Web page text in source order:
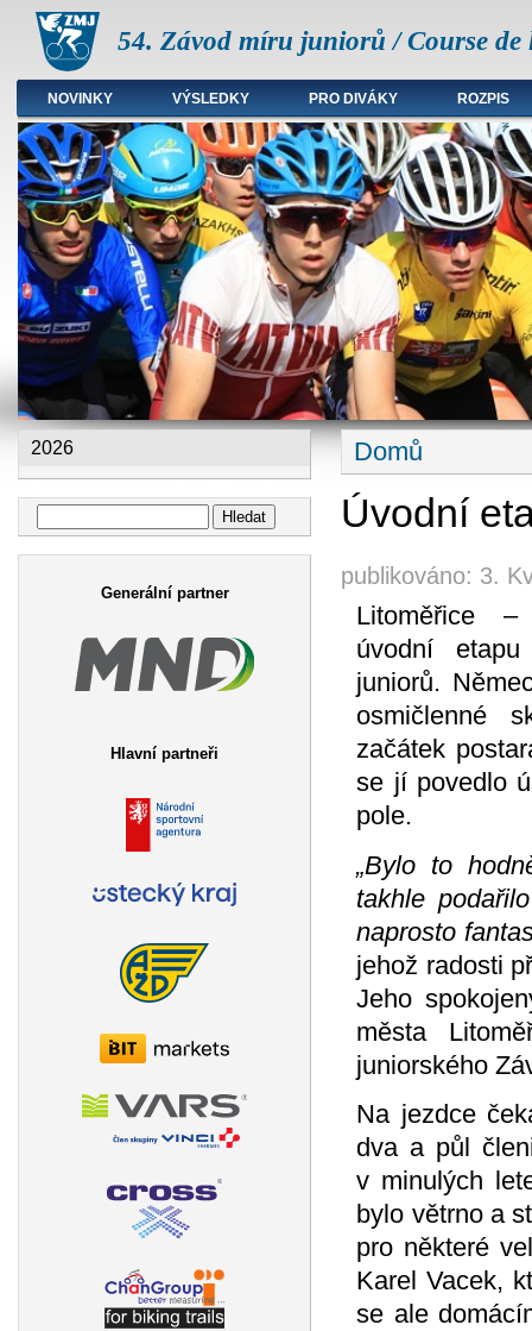
54. Závod míru juniorů / Course
Hlavní menu
NOVINKY VÝSLEDKY PRO DIVÁKY ROZPIS
2026
Vyhledávání
Generální partner
Hlavní partneři
Jste zde
Domů
Úvodní
publikováno: 3.
Litoměřice
úvodní
juniorů.
osmičlenné
začátek
se jí povedlo
pole.
„Bylo to
takhle
naprosto
jehož radosti
Jeho
města
juniorského
Na jezdce
dva a půl
v minulých
bylo větrno a
pro některé
Karel Vacek,
se ale